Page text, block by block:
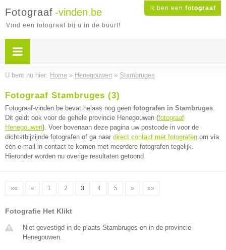
Ik ben een fotograaf
Fotograaf -vinden.be
Vind een fotograaf bij u in de buurt!
U bent nu hier: Home » Henegouwen » Stambruges
Fotograaf Stambruges (3)
Fotograaf-vinden.be bevat helaas nog geen fotografen in Stambruges.
Dit geldt ook voor de gehele provincie Henegouwen (fotograaf
Henegouwen). Voer bovenaan deze pagina uw postcode in voor de
dichtstbijzijnde fotografen of ga naar direct contact met fotografen om via
één e-mail in contact te komen met meerdere fotografen tegelijk.
Hieronder worden nu overige resultaten getoond.
«« « 1 2 3 4 5 » »»
Fotografie Het Klikt
Niet gevestigd in de plaats Stambruges en in de provincie
Henegouwen.